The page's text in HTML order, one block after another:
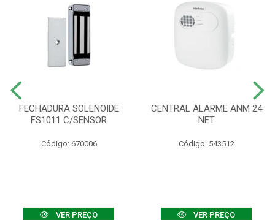
FECHADURA SOLENOIDE
FS1011 C/SENSOR
Código: 670006
VER PREÇO
CENTRAL ALARME ANM 24
NET
Código: 543512
VER PREÇO